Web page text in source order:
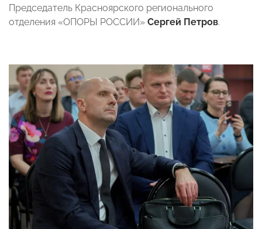
Председатель Красноярского регионального
отделения «ОПОРЫ РОССИИ» Сергей Петров.